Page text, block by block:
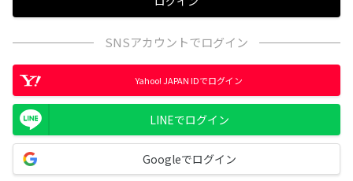
SNSアカウントでログイン
Yahoo! JAPAN IDでログイン
LINEでログイン
Googleでログイン